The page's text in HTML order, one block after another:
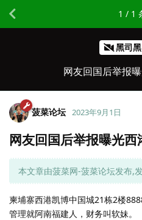
黑司
网友回国后举报
1 / 1
菠菜论坛 2023年9月1日
网友回国后举报曝光西
本文章由菠菜网-菠菜论坛发布,
柬埔寨西港凯博中国城21栋2楼
管理就阿南福建人，财务叫软妹。